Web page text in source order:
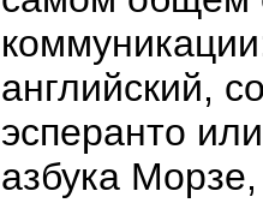
английский,
эсперанто
азбука